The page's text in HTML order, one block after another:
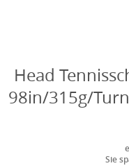
Head
98in/315g/
Sie